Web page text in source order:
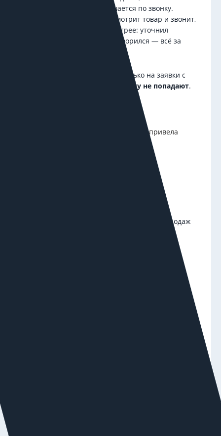
продажах — часто всё решается по звонку.
Человек заходит на сайт, смотрит товар и звонит,
не оставляя заявку. Это быстрее: уточнил
наличие, обсудил цену, договорился — всё за
Но если реклама настроена только на заявки с
в статистику не попадают.
вы платите за рекламу, которая привела
У клиента один месяц конверсий 0, хотя продаж